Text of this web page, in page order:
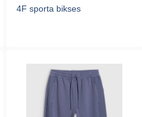
4F sporta bikses